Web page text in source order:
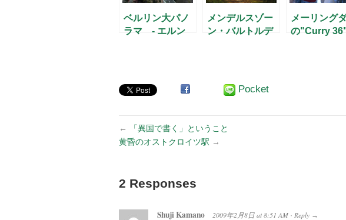
ベルリン大パノ
ラマ - エルン
メンデルスゾー
ン・バルトルデ
メーリング
の"Curry
Pocket
←
「異国で書く」ということ
黄昏のオストクロイツ駅 →
2 Responses
Shuji Kamano 2009年2月8日 at 8:51 AM · Reply →